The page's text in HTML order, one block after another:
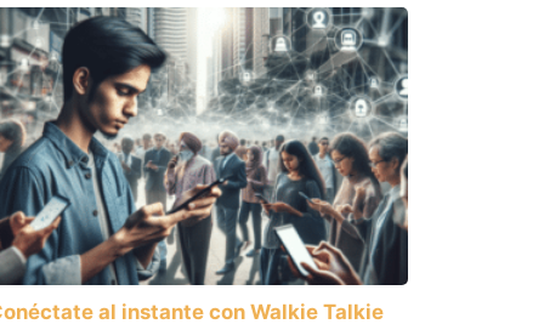
al instante con Walkie Talkie